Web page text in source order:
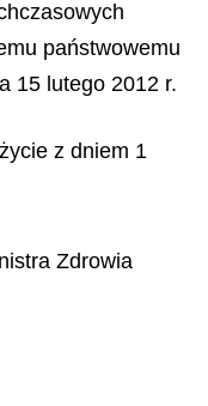
państwowemu
15 lutego 2012 r.
z dniem 1
Zdrowia